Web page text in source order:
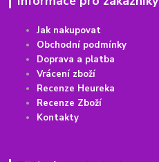
Jak nakupovat
Obchodní podmínky
Doprava a platba
Vrácení zboží
Recenze Heureka
Recenze Zboží
Kontakty